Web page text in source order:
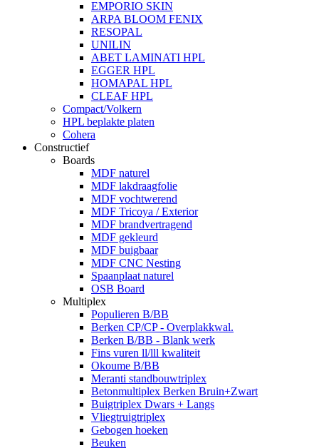
EMPORIO SKIN
ARPA BLOOM FENIX
RESOPAL
UNILIN
ABET LAMINATI HPL
EGGER HPL
HOMAPAL HPL
CLEAF HPL
Compact/Volkern
HPL beplakte platen
Cohera
Constructief
Boards
MDF naturel
MDF lakdraagfolie
MDF vochtwerend
MDF Tricoya / Exterior
MDF brandvertragend
MDF gekleurd
MDF buigbaar
MDF CNC Nesting
Spaanplaat naturel
OSB Board
Multiplex
Populieren B/BB
Berken CP/CP - Overplakkwal.
Berken B/BB - Blank werk
Fins vuren ll/lll kwaliteit
Okoume B/BB
Meranti standbouwtriplex
Betonmultiplex Berken Bruin+Zwart
Buigtriplex Dwars + Langs
Vliegtruigtriplex
Gebogen hoeken
Beuken